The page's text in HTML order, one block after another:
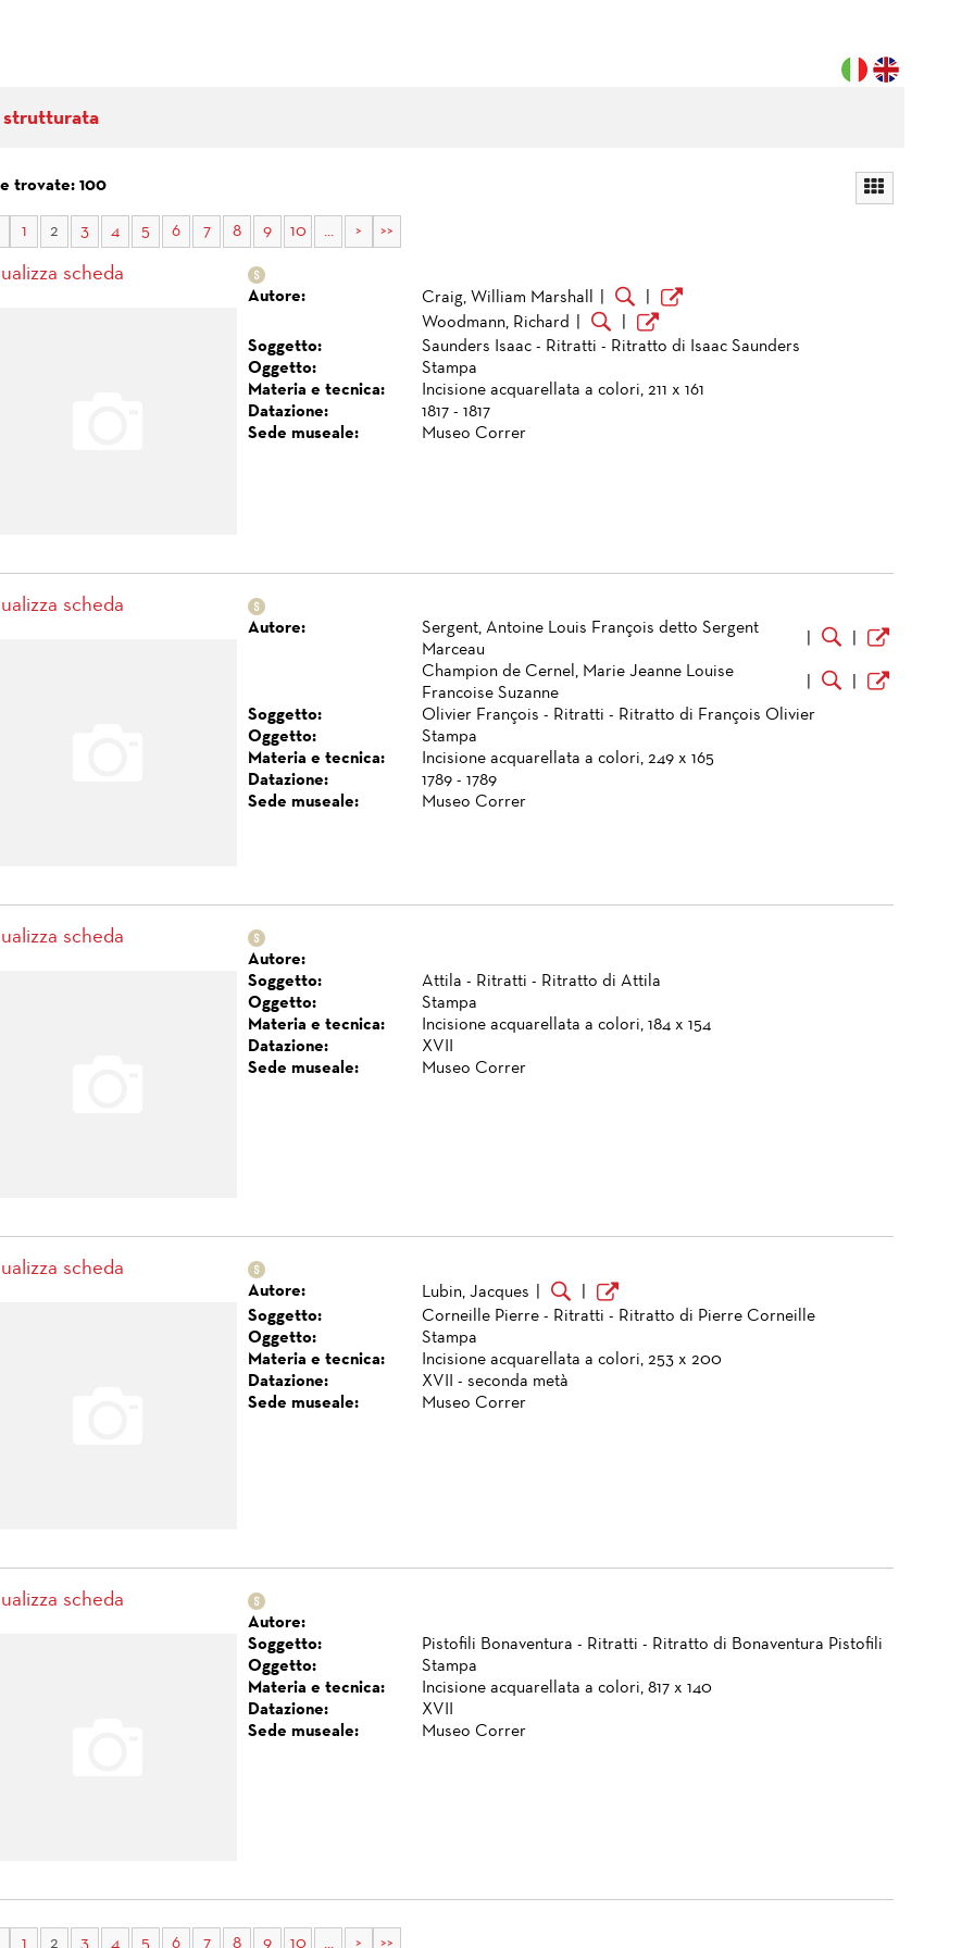
strutturata
trovate: 100
1 2 3 4 5 6 7 8 9 10 ... > >>
scheda
Autore: Craig, William Marshall
Woodmann, Richard
Soggetto:
Saunders Isaac - Ritratti - Ritratto di Isaac Saunders
Oggetto:
Stampa
Materia e tecnica:
Incisione acquarellata a colori, 211 x 161
Datazione:
1817 - 1817
Sede museale:
Museo Correr
scheda
Autore:
Sergent, Antoine Louis François detto Sergent
Marceau
Champion de Cernel, Marie Jeanne Louise
Francoise Suzanne
Soggetto:
Olivier François - Ritratti - Ritratto di François Olivier
Oggetto:
Stampa
Materia e tecnica:
Incisione acquarellata a colori, 249 x 165
Datazione:
1789 - 1789
Sede museale:
Museo Correr
scheda
Autore:
Soggetto:
Attila - Ritratti - Ritratto di Attila
Oggetto:
Stampa
Materia e tecnica:
Incisione acquarellata a colori, 184 x 154
Datazione:
XVII
Sede museale:
Museo Correr
scheda
Autore: Lubin, Jacques
Soggetto:
Corneille Pierre - Ritratti - Ritratto di Pierre Corneille
Oggetto:
Stampa
Materia e tecnica:
Incisione acquarellata a colori, 253 x 200
Datazione:
XVII - seconda metà
Sede museale:
Museo Correr
scheda
Autore:
Soggetto:
Pistofili Bonaventura - Ritratti - Ritratto di Bonaventura Pistofili
Oggetto:
Stampa
Materia e tecnica:
Incisione acquarellata a colori, 817 x 140
Datazione:
XVII
Sede museale:
Museo Correr
1 2 3 4 5 6 7 8 9 10 ... > >>